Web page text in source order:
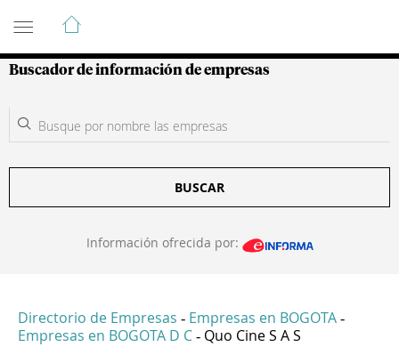
Guía de Empresas Colombianas
Buscador de información de empresas
BUSCAR
Información ofrecida por:
Directorio de Empresas - Empresas en BOGOTA -
Empresas en BOGOTA D C - Quo Cine S A S